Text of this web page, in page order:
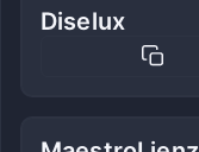
Diselux